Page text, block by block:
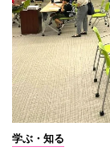
学ぶ・知る